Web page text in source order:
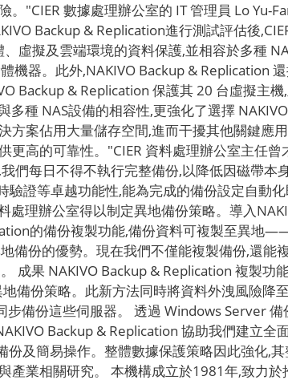
"CIER 數據處理辦公室的 IT 管理員 Lo Yu-
Backup & Replication進行測試評估後
虛擬及雲端環境的資料保護,並相容於多種
機器。此外,NAKIVO Backup & Replication
Backup & Replication 保護其 20 台虛擬主
多種 NAS設備的相容性,更強化了選擇
方案佔用大量儲存空間,進而干擾其他關鍵應
更高的可靠性。"CIER 資料處理辦公室主任
們每日不得不執行完整備份,以降低因磁帶
驗證等卓越功能性,能為完成的備份設定自動
處理辦公室得以制定異地備份策略。導入
的備份複製功能,備份資料可複製至異地
備份的優勢。現在我們不僅能複製備份,還
成果 NAKIVO Backup & Replication 複製功
備份策略。此新方法同時將資料外洩風險
備份這些伺服器。 透過 Windows Server
Backup & Replication 協助我們建立
及簡易操作。整體數據保護策略因此強化,
產業相關研究。 本機構成立於1981年,致力